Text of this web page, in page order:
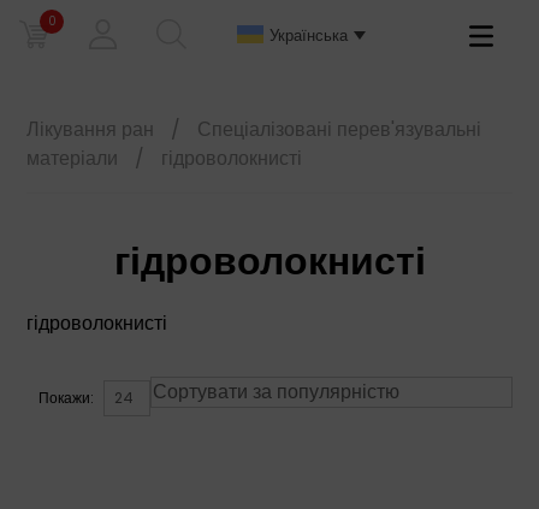
0
Українська
Primary
Лікування ран /
Спеціалізовані перев'язувальні
матеріали
/ гідроволокнисті
гідроволокнисті
гідроволокнисті
Покажи: